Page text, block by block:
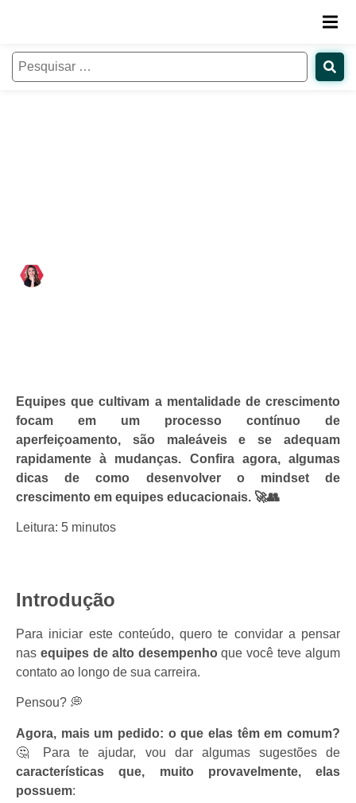
Equipes que cultivam a mentalidade de crescimento
focam em um processo contínuo de
aperfeiçoamento, são maleáveis e se adequam
rapidamente à mudanças. Confira agora, algumas
dicas de como desenvolver o mindset de
crescimento em equipes educacionais. 🚀👥
Leitura: 5 minutos
Introdução
Para iniciar este conteúdo, quero te convidar a pensar
nas equipes de alto desempenhoque você teve algum
contato ao longo de sua carreira.
Pensou? 💭
Agora, mais um pedido: o que elas têm em comum?
🤔 Para te ajudar, vou dar algumas sugestões de
características que, muito provavelmente, elas
possuem: